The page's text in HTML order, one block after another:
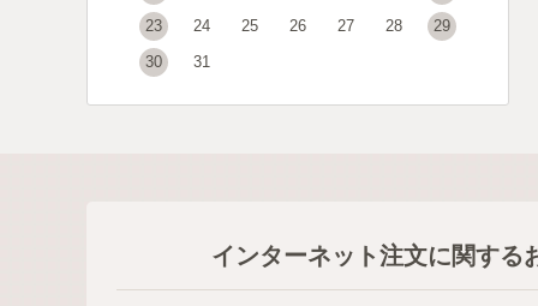
23
24 25 26 27 28
29
30
31
インターネット注文に関する